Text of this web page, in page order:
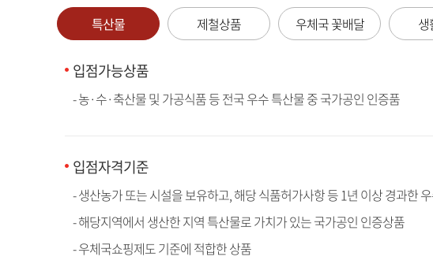
특산물 제철상품 우체국 꽃배달 생
입점가능상품
- 농·수·축산물 및 가공식품 등 전국 우수 특산물 중 국가공인 인증품
입점자격기준
- 생산농가 또는 시설을 보유하고, 해당 식품허가사항 등 1년 이상 경과한
- 해당지역에서 생산한 지역 특산물로 가치가 있는 국가공인 인증상품
- 우체국쇼핑제도 기준에 적합한 상품